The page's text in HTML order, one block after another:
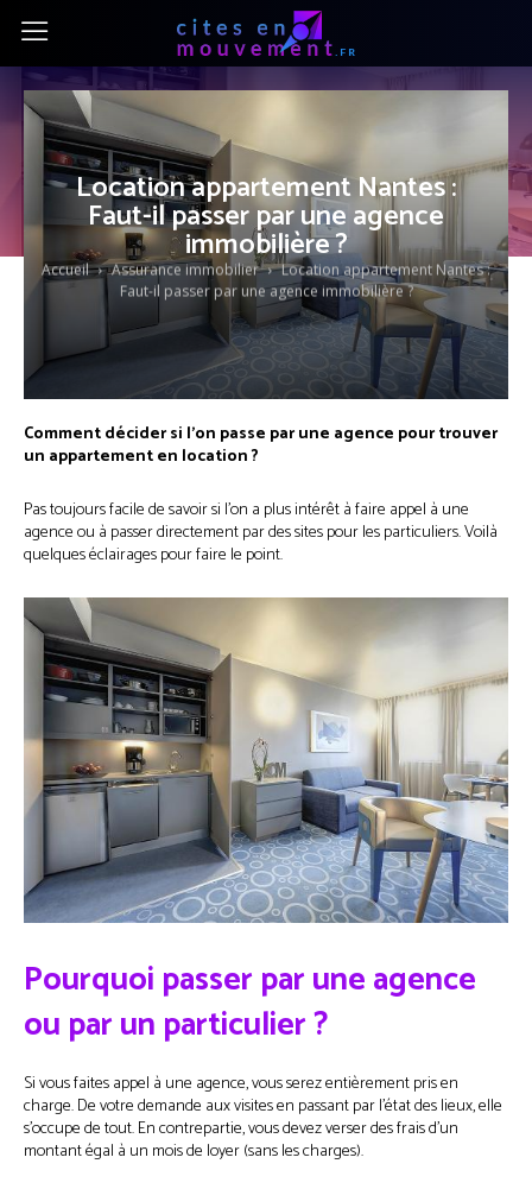
Location appartement Nantes :
Faut-il passer par une agence
immobilière ?
Accueil Assurance immobilier
Location appartement Nantes :
Faut-il passer par une agence immobilière ?
Comment décider si l’on passe par une agence pour trouver
un appartement en location ?
Pas toujours facile de savoir si l’on a plus intérêt à faire appel à une
agence ou à passer directement par des sites pour les particuliers. Voilà
quelques éclairages pour faire le point.
Pourquoi passer par une agence
ou par un particulier ?
Si vous faites appel à une agence, vous serez entièrement pris en
charge. De votre demande aux visites en passant par l’état des lieux, elle
s’occupe de tout. En contrepartie, vous devez verser des frais d’un
montant égal à un mois de loyer (sans les charges).